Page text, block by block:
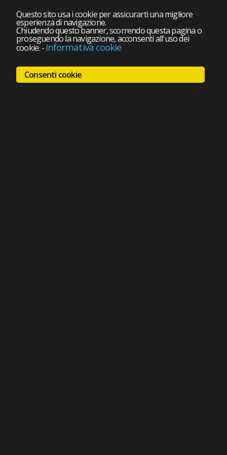
Questo sito usa i cookie per assicurarti una migliore
esperienza di navigazione.
Chiudendo questo banner, scorrendo questa pagina o
proseguendo la navigazione, acconsenti all'uso dei
cookie. - Informativa cookie
Consenti cookie